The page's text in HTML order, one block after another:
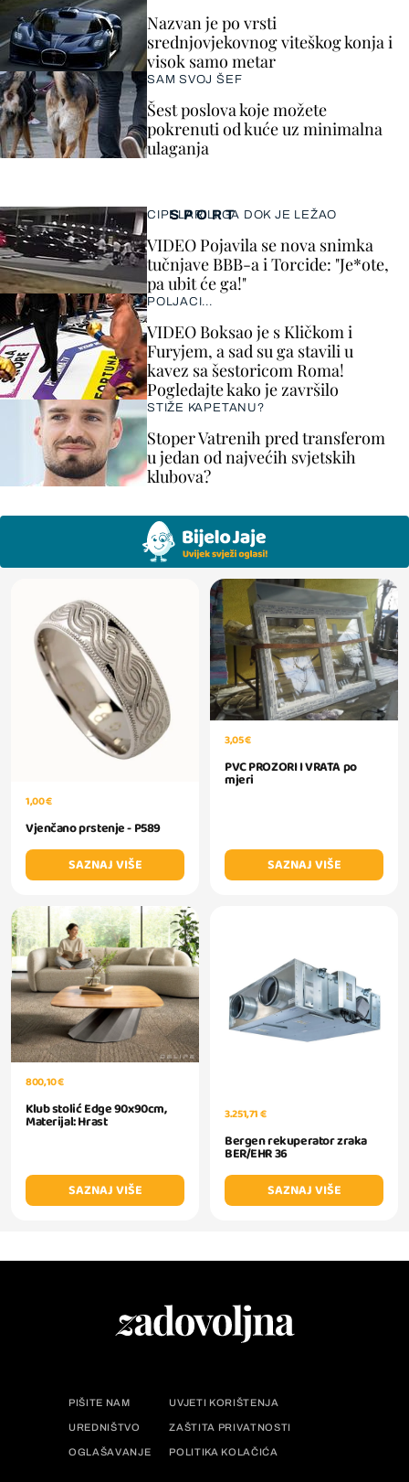
SPORT
CIPELARILI GA DOK JE LEŽAO
VIDEO Pojavila se nova snimka
tučnjave BBB-a i Torcide: "Je*ote,
pa ubit će ga!"
POLJACI...
VIDEO Boksao je s Kličkom i
Furyjem, a sad su ga stavili u
kavez sa šestoricom Roma!
Pogledajte kako je završilo
STIŽE KAPETANU?
Stoper Vatrenih pred transferom
u jedan od najvećih svjetskih
klubova?
Nazvan je po vrsti
srednjovjekovnog viteškog konja i
visok samo metar
SAM SVOJ ŠEF
Šest poslova koje možete
pokrenuti od kuće uz minimalna
ulaganja
1,00 €
Vjenčano prstenje - P589
SAZNAJ VIŠE
3,05 €
PVC PROZORI I VRATA po
mjeri
SAZNAJ VIŠE
800,10 €
Klub stolić Edge 90x90cm,
Materijal: Hrast
SAZNAJ VIŠE
3.251,71 €
Bergen rekuperator zraka
BER/EHR 36
SAZNAJ VIŠE
PIŠITE NAM UVJETI KORIŠTENJA
UREDNIŠTVO ZAŠTITA PRIVATNOSTI
OGLAŠAVANJE POLITIKA KOLAČIĆA